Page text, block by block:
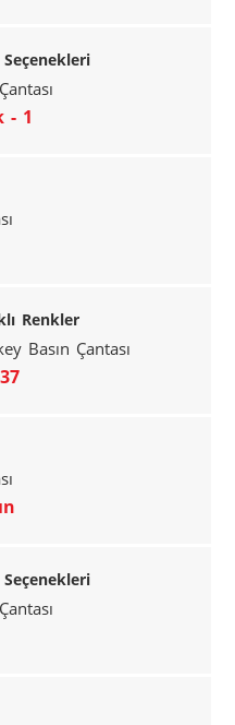
- 1
Renkler
Basın Çantası